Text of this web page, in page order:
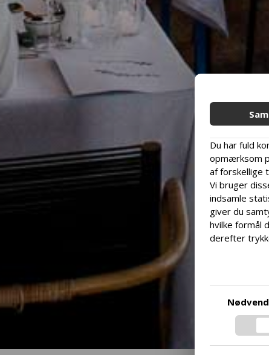
Du har fuld
opmærksom
af forskellige
Vi bruger
indsamle
giver du
hvilke formål
derefter
samt vores
mere ved at
respekterer